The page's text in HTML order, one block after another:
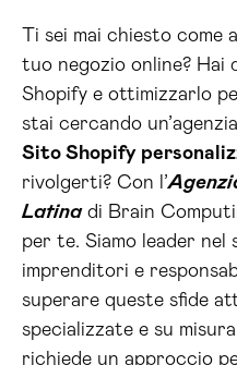
Ti sei mai chiesto come
tuo negozio online? Hai
Shopify e ottimizzarlo
stai cercando
Sito Shopify
rivolgerti? Con l’
Latinadi Brain
per te. Siamo leader
imprenditori e
superare queste sfide
specializzate e su
richiede un approccio